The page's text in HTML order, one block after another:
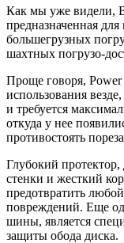
Как мы уже видели,
предназначенная
большегрузных
шахтных погрузо-
Проще говоря,
использования
и требуется
откуда у нее
противостоять
Глубокий
стенки и жесткий
предотвратить
повреждений. Еще
шины, является
защиты обода диска.